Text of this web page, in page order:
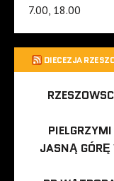
7.00, 18.00
DIECEZJA
JASNĄ